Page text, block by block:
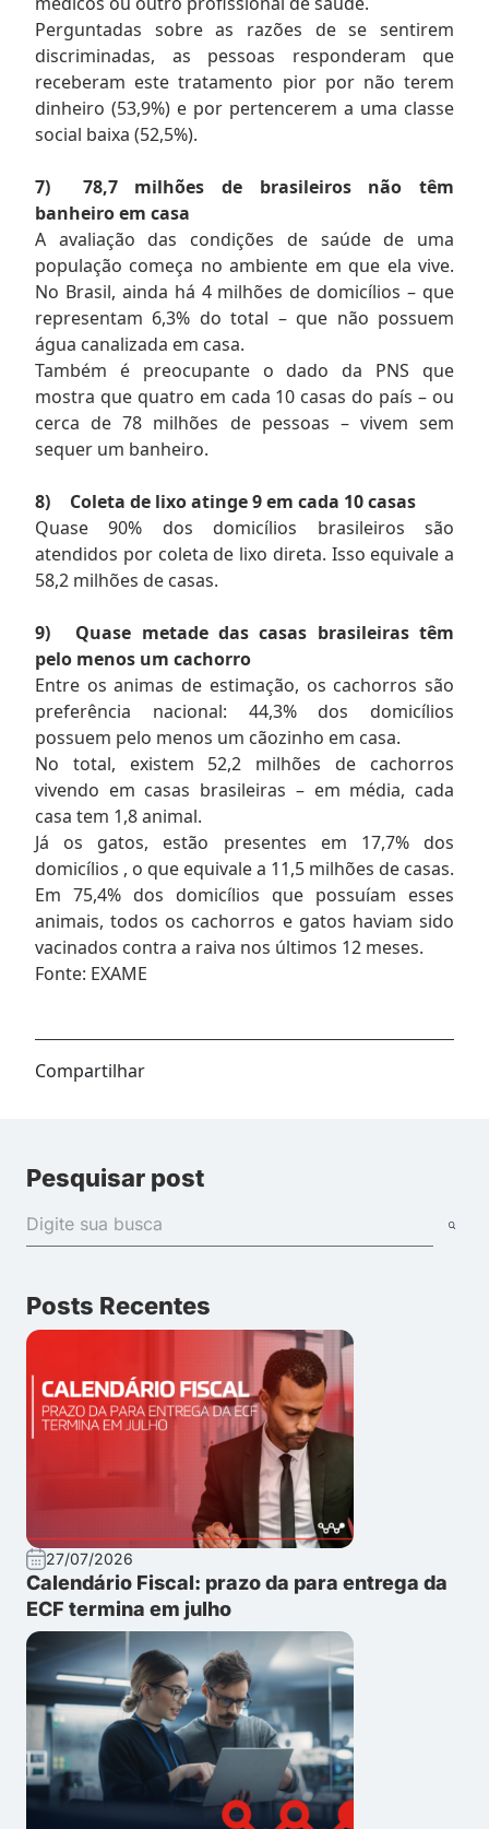
Perguntadas sobre as razões de se sentirem
discriminadas, as pessoas responderam que
receberam este tratamento pior por não terem
dinheiro (53,9%) e por pertencerem a uma classe
social baixa (52,5%).
7)
78,7 milhões de brasileiros não têm
banheiro em casa
A avaliação das condições de saúde de uma
população começa no ambiente em que ela vive.
No Brasil, ainda há 4 milhões de domicílios – que
representam 6,3% do total – que não possuem
água canalizada em casa.
Também é preocupante o dado da PNS que
mostra que quatro em cada 10 casas do país – ou
cerca de 78 milhões de pessoas – vivem sem
sequer um banheiro.
8)
Coleta de lixo atinge 9 em cada 10 casas
Quase 90% dos domicílios brasileiros são
atendidos por coleta de lixo direta. Isso equivale a
58,2 milhões de casas.
9)
Quase metade das casas brasileiras têm
pelo menos um cachorro
Entre os animas de estimação, os cachorros são
preferência nacional: 44,3% dos domicílios
possuem pelo menos um cãozinho em casa.
No total, existem 52,2 milhões de cachorros
vivendo em casas brasileiras – em média, cada
casa tem 1,8 animal.
Já os gatos, estão presentes em 17,7% dos
domicílios , o que equivale a 11,5 milhões de casas.
Em 75,4% dos domicílios que possuíam esses
animais, todos os cachorros e gatos haviam sido
vacinados contra a raiva nos últimos 12 meses.
Fonte: EXAME
Compartilhar
Pesquisar post
Posts Recentes
27/07/2026
Calendário Fiscal: prazo da para entrega da
ECF termina em julho